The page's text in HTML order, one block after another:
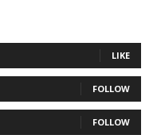
LIKE
FOLLOW
FOLLOW